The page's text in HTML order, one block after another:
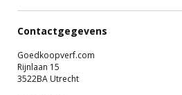
Contactgegevens
Goedkoopverf.com
Rijnlaan 15
3522BA Utrecht